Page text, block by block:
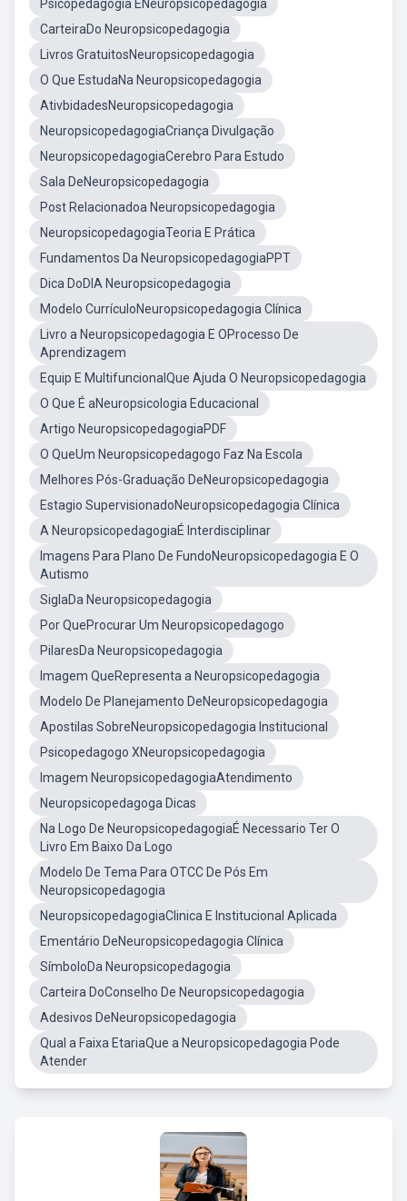
Psicopedagogia ENeuropsicopedagogia
CarteiraDo Neuropsicopedagogia
Livros GratuitosNeuropsicopedagogia
O Que EstudaNa Neuropsicopedagogia
AtivbidadesNeuropsicopedagogia
NeuropsicopedagogiaCriança Divulgação
NeuropsicopedagogiaCerebro Para Estudo
Sala DeNeuropsicopedagogia
Post Relacionadoa Neuropsicopedagogia
NeuropsicopedagogiaTeoria E Prática
Fundamentos Da NeuropsicopedagogiaPPT
Dica DoDIA Neuropsicopedagogia
Modelo CurrículoNeuropsicopedagogia Clínica
Livro a Neuropsicopedagogia E OProcesso De
Aprendizagem
Equip E MultifuncionalQue Ajuda O Neuropsicopedagogia
O Que É aNeuropsicologia Educacional
Artigo NeuropsicopedagogiaPDF
O QueUm Neuropsicopedagogo Faz Na Escola
Melhores Pós-Graduação DeNeuropsicopedagogia
Estagio SupervisionadoNeuropsicopedagogia Clínica
A NeuropsicopedagogiaÉ Interdisciplinar
Imagens Para Plano De FundoNeuropsicopedagogia E O
Autismo
SiglaDa Neuropsicopedagogia
Por QueProcurar Um Neuropsicopedagogo
PilaresDa Neuropsicopedagogia
Imagem QueRepresenta a Neuropsicopedagogia
Modelo De Planejamento DeNeuropsicopedagogia
Apostilas SobreNeuropsicopedagogia Institucional
Psicopedagogo XNeuropsicopedagogia
Imagem NeuropsicopedagogiaAtendimento
Neuropsicopedagoga Dicas
Na Logo De NeuropsicopedagogiaÉ Necessario Ter O
Livro Em Baixo Da Logo
Modelo De Tema Para OTCC De Pós Em
Neuropsicopedagogia
NeuropsicopedagogiaClinica E Institucional Aplicada
Ementário DeNeuropsicopedagogia Clínica
SímboloDa Neuropsicopedagogia
Carteira DoConselho De Neuropsicopedagogia
Adesivos DeNeuropsicopedagogia
Qual a Faixa EtariaQue a Neuropsicopedagogia Pode
Atender